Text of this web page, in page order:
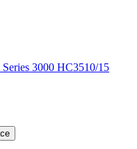
3000 HC3510/15